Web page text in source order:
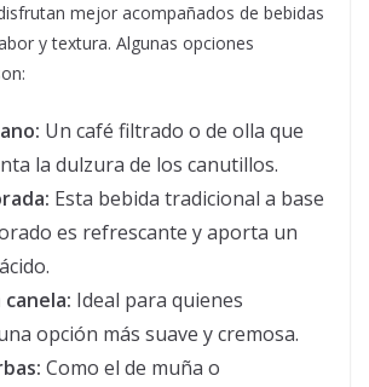
mejor acompañados de bebidas
y textura. Algunas opciones
Un café filtrado o de olla que
la dulzura de los canutillos.
Esta bebida tradicional a base
es refrescante y aporta un
canela: Ideal para quienes
opción más suave y cremosa.
Como el de muña o